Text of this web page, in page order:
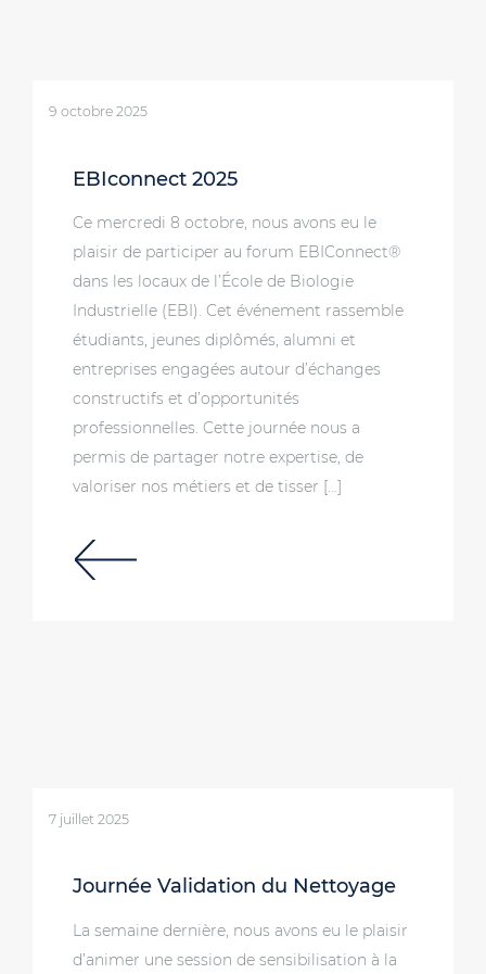
9 octobre 2025
EBIconnect 2025
Ce mercredi 8 octobre, nous avons eu le
plaisir de participer au forum EBIConnect®
dans les locaux de l’École de Biologie
Industrielle (EBI). Cet événement rassemble
étudiants, jeunes diplômés, alumni et
entreprises engagées autour d’échanges
constructifs et d’opportunités
professionnelles. Cette journée nous a
permis de partager notre expertise, de
valoriser nos métiers et de tisser […]
7 juillet 2025
Journée Validation du Nettoyage
La semaine dernière, nous avons eu le plaisir
d’animer une session de sensibilisation à la